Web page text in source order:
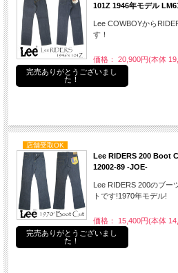
101Z 1946年モデル
Lee COWBOYから
す！
価格： 20,900円(本体
完売ありがとうございまし
た！
店舗受取OK
Lee RIDERS 200 Boot
12002-89 -JOE-
Lee RIDERS 200のブー
トです!1970年モデル!
価格： 15,400円(本体
完売ありがとうございまし
た！